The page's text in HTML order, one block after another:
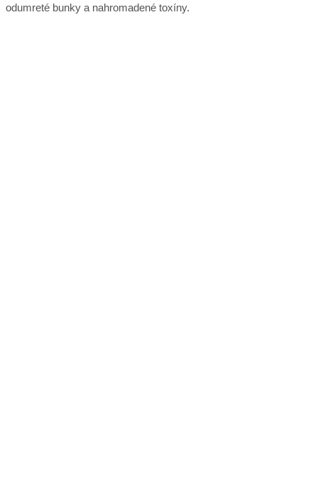
odumreté bunky a nahromadené toxíny.